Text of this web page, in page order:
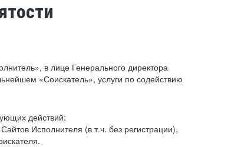
в лице Генерального директора
«Соискатель», услуги по содействию
действий:
Исполнителя (в т.ч. без регистрации),